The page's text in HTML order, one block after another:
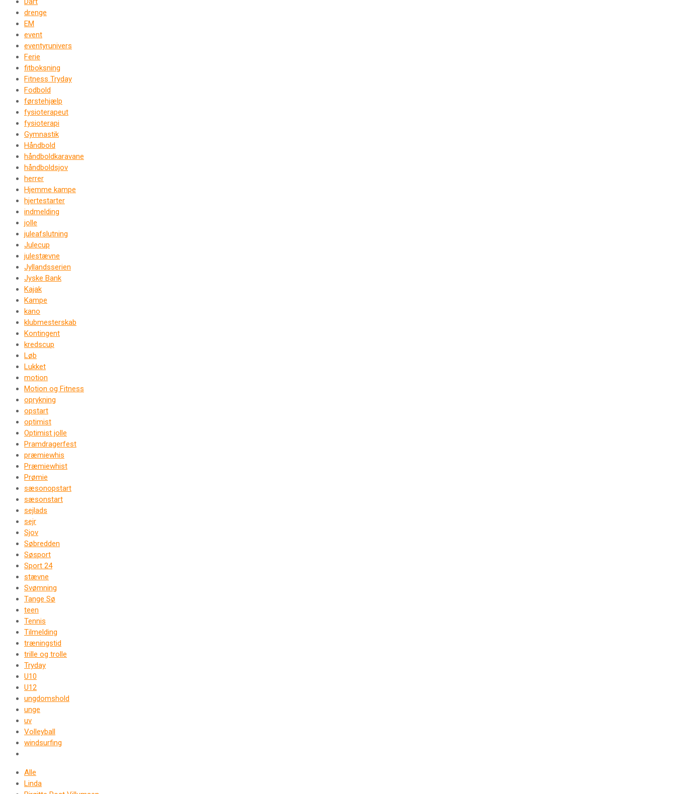
drenge
EM
event
eventyrunivers
Ferie
fitboksning
Fitness Tryday
Fodbold
førstehjælp
fysioterapeut
fysioterapi
Gymnastik
Håndbold
håndboldkaravane
håndboldsjov
herrer
Hjemme kampe
hjertestarter
indmelding
jolle
juleafslutning
Julecup
julestævne
Jyllandsserien
Jyske Bank
Kajak
Kampe
kano
klubmesterskab
Kontingent
kredscup
Løb
Lukket
motion
Motion og Fitness
oprykning
opstart
optimist
Optimist jolle
Pramdragerfest
præmiewhis
Præmiewhist
Prømie
sæsonopstart
sæsonstart
sejlads
sejr
Sjov
Søbredden
Søsport
Sport 24
stævne
Svømning
Tange Sø
teen
Tennis
Tilmelding
træningstid
trille og trolle
Tryday
U10
U12
ungdomshold
unge
uv
Volleyball
windsurfing
Alle
Linda